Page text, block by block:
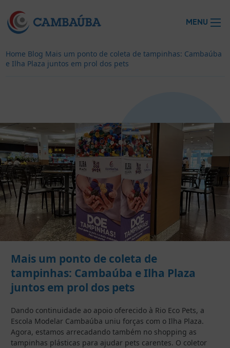
Home Blog Mais um ponto de coleta de tampinhas: Cambaúba
e Ilha Plaza juntos em prol dos pets
Mais um ponto de coleta de
tampinhas: Cambaúba e Ilha Plaza
juntos em prol dos pets
Dando continuidade ao apoio oferecido à Rio Eco Pets, a
Escola Modelar Cambaúba uniu forças com o Ilha Plaza.
Agora, estamos arrecadando também no shopping as
tampinhas plásticas para ajudar pets carentes. O coletor
MENU